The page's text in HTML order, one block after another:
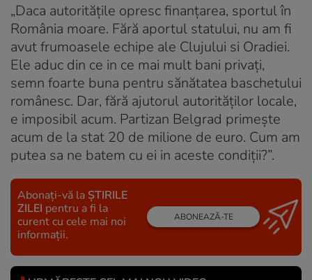
„Daca autoritățile opresc finanțarea, sportul în
România moare. Fără aportul statului, nu am fi
avut frumoasele echipe ale Clujului si Oradiei.
Ele aduc din ce in ce mai mult bani privați,
semn foarte buna pentru sănătatea baschetului
românesc. Dar, fără ajutorul autorităților locale,
e imposibil acum. Partizan Belgrad primește
acum de la stat 20 de milione de euro. Cum am
putea sa ne batem cu ei in aceste condiții?”.
Abonați-vă la ȘTIRILE
ZILEI pentru a fi la
curent cu cele mai noi
informații.
ABONEAZĂ-TE